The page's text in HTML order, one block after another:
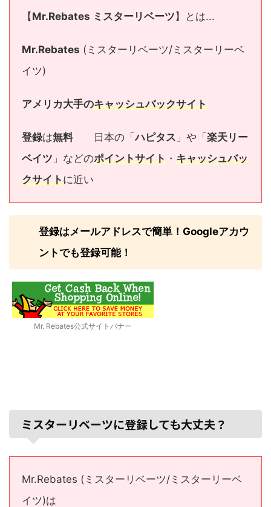
【 Mr.Rebates ミスターリベーツ 】とは...
Mr.Rebates (ミスターリベーツ/ミスターリーベ
イツ)
アメリカ大手のキャッシュバックサイト
登録は無料 日本の「ハピタス 」や「 楽天リー
ベイツ 」などのポイントサイト ・ キャッシュバッ
クサイトに近い
登録はメールアドレスで簡単！Googleアカウ
ントでも登録可能！
Mr. Rebates公式サイトバナー
ミスターリベーツに登録しても大丈夫？
Mr.Rebates (ミスターリベーツ/ミスターリーベ
イツ)は